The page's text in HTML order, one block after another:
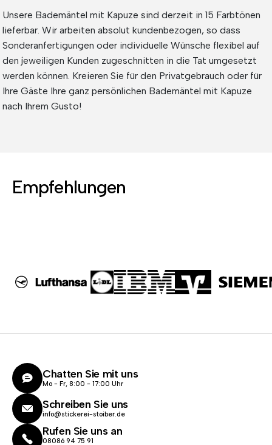
Unsere Bademäntel mit Kapuze sind derzeit in 15 Farbtönen
lieferbar. Wir arbeiten absolut kundenbezogen, so dass
Sonderanfertigungen oder individuelle Wünsche flexibel auf
den jeweiligen Kunden zugeschnitten in die Tat umgesetzt
werden können. Kreieren Sie für den Privatgebrauch oder für
Ihre Gäste Ihre ganz persönlichen Bademäntel mit Kapuze
nach Ihrem Gusto!
Empfehlungen
Chatten Sie mit uns
Mo - Fr, 8:00 - 17:00 Uhr
Schreiben Sie uns
info@stickerei-stoiber.de
Rufen Sie uns an
08086 94 75 91